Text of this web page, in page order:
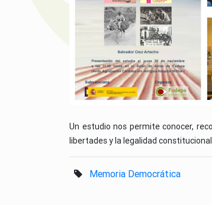
Un estudio nos permite conocer,
libertades y la legalidad
Memoria Democrática